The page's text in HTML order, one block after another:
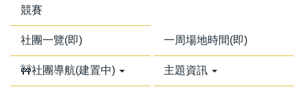
競賽
社團一覽(即) 一周場地時間(即)
🚧社團導航(建置中) 主題資訊